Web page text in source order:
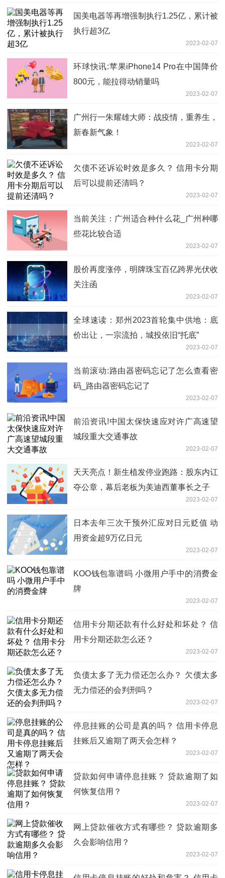
国美电器等再增强制执行1.25亿，累计被
执行超3亿
2023-02-07
环球快讯:苹果iPhone14 Pro在中国降价
800元，能拉得动销量吗
2023-02-07
广州行一朱耀雄大师：战疫情，重养生，
新春新气象！
2023-02-07
欠债不还诉讼时效是多久？ 信用卡分期
后可以提前还清吗？
2023-02-07
当前关注：广州适合种什么花_广州种哪
些花比较合适
2023-02-07
股价再度涨停，明牌珠宝百亿跨界光伏收
关注函
2023-02-07
全球速读：郑州2023首轮集中供地：底
价出让，一宗流拍，城投依旧“托底”
2023-02-07
当前滚动:路由器密码忘记了怎么查看密
码_路由器密码忘记了
2023-02-07
前沿资讯!中国太保快速应对许广高速望
城段重大交通事故
2023-02-07
天天亮点！新生植发停业跑路：股东内讧
夺公章，幕后老板为美迪西董事长之子
2023-02-07
日本去年三次干预外汇应对日元贬值 动
用资金超9万亿日元
2023-02-07
KOO钱包靠谱吗 小微用户手中的消费金
牌
2023-02-07
信用卡分期还款有什么好处和坏处？ 信
用卡分期还款怎么还？
2023-02-07
负债太多了无力偿还怎么办？ 欠债太多
无力偿还的会判刑吗？
2023-02-07
停息挂账的公司是真的吗？ 信用卡停息
挂账后又逾期了两天会怎样？
2023-02-07
贷款如何申请停息挂账？ 贷款逾期了如
何恢复信用？
2023-02-07
网上贷款催收方式有哪些？ 贷款逾期多
久会影响信用？
2023-02-07